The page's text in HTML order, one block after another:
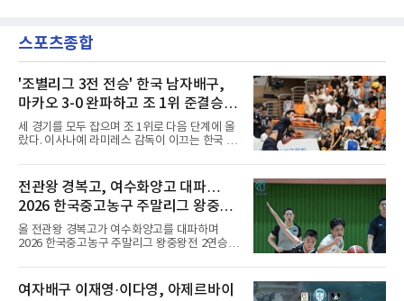
짧게 호흡을 맞춰 경기에 나선다.역할도 관심사
다. 유려한 탈압박과
리그와 추계전국고등대회 우승에 기여했고, 올
해 연세대 진학 후에는 춘계한산대첩기대학대회
표팀 훈련에도 소집됐다.김슬기는 입단하게 돼
기쁘고 영광이라며 프로 무대에서도 성장해 팀
에 꼭 필요한 선수가 되겠다고 각오를 밝혔다.
스포츠종합
'조별리그 3전 전승' 한국 남자배구,
마카오 3-0 완파하고 조 1위 준결승
진출
세 경기를 모두 잡으며 조 1위로 다음 단계에 올
랐다. 이사나예 라미레스 감독이 이끄는 한국 남
아남자선수권대회 조별리그를 3연승으로 마무
리했다.대표팀은 7일 몽골 울란바타르 AVA 아레
나에서 열린 대회 B조 조별리그 3차전에서 마카
오(119위)를 세트 점수 3-0(25-18 25-16 25-15)
으로 제압했다. 일본과 대만에 이어 마카오까지
꺾은 한국은 조별리그 전승으로 준결승 티켓을
손에 넣었다.공격은 고르게 터졌다. 김요한(삼성
육부대)이 9득점으로 힘을 보탰다.대표팀은 8일
전관왕 경복고, 여수화양고 대파…
2026 한국중고농구 주말리그 왕중왕
전 결승토너먼트 확정
올 전관왕 경복고가 여수화양고를 대파하며
2026 한국중고농구 주말리그 왕중왕전 2연승을
7일 전남 해남 구교체육관에서 열린 대회 남고
부 H조 예선 2차전에서 박지오(26점)와 김호원
(22점)의 활약을 앞세워 여수화양고를 94-59로
여자배구 이재영·이다영, 아제르바이